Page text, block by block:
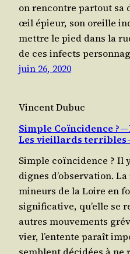
on ren­contre par­tout sa
œil épieur, son oreille
mettre le pied dans la
de ces infects
juin 26, 2020
Vincent Dubuc
Simple Coïncidence ?
Les vieillards terribles
Simple coïncidence ? Il
dignes d’ob­ser­va­tion.
mineurs de la Loire en
signi­fi­ca­tive, qu’elle se
autres mou­ve­ments
vier, l’en­tente paraît